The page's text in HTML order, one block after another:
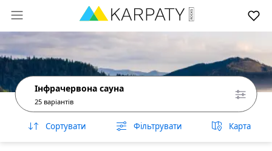
Інфрачервона сауна
25 варіантів
Сортувати Фільтрувати Карта